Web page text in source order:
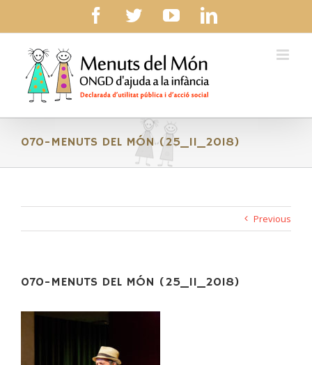
content
facebook
twitteryoutubelinkedin
070-MENUTS DEL MÓN (25_11_2018)
Previous
070-MENUTS DEL MÓN (25_11_2018)